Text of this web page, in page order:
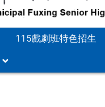
115戲劇班特色招生